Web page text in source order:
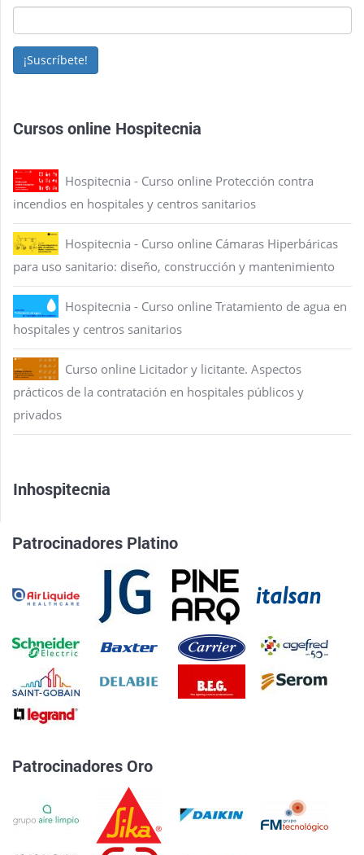
¡Suscríbete!
Cursos online Hospitecnia
Hospitecnia - Curso online Protección contra
incendios en hospitales y centros sanitarios
Hospitecnia - Curso online Cámaras Hiperbáricas
para uso sanitario: diseño, construcción y mantenimiento
Hospitecnia - Curso online Tratamiento de agua en
hospitales y centros sanitarios
Curso online Licitador y licitante. Aspectos
prácticos de la contratación en hospitales públicos y
privados
Inhospitecnia
Patrocinadores Platino
Patrocinadores Oro